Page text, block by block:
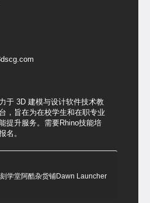
于 3D 建模与设计软件技术教
，旨在为在校学生和在职专业
提升服务。需要Rhino技能培
名。
学堂阿酷杂货铺Dawn Launcher